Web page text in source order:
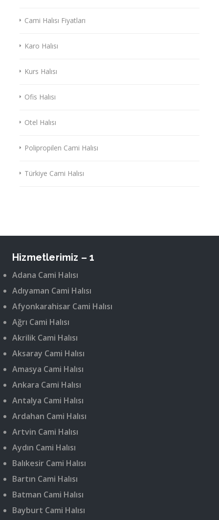
Cami Halısı Fiyatları
Karo Halısı
Kurs Halısı
Ofis Halısı
Otel Halısı
Polipropilen Cami Halısı
Türkiye Cami Halısı
Hizmetlerimiz – 1
Adana Cami Halısı
Adıyaman Cami Halısı
Afyonkarahisar Cami Halısı
Ağrı Cami Halısı
Akrilik Cami Halısı
Aksaray Cami Halısı
Amasya Cami Halısı
Ankara Cami Halısı
Antalya Cami Halısı
Ardahan Cami Halısı
Artvin Cami Halısı
Aydın Cami Halısı
Balıkesir Cami Halısı
Bartın Cami Halısı
Batman Cami Halısı
Bayburt Cami Halısı